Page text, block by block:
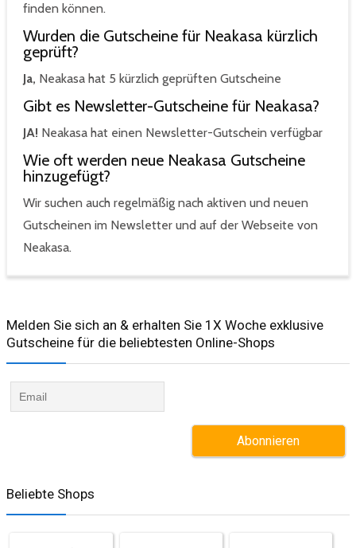
finden können.
Wurden die Gutscheine für Neakasa kürzlich
geprüft?
Ja, Neakasa hat 5 kürzlich geprüften Gutscheine
Gibt es Newsletter-Gutscheine für Neakasa?
JA! Neakasa hat einen Newsletter-Gutschein verfügbar
Wie oft werden neue Neakasa Gutscheine
hinzugefügt?
Wir suchen auch regelmäßig nach aktiven und neuen
Gutscheinen im Newsletter und auf der Webseite von
Neakasa.
Melden Sie sich an & erhalten Sie 1X Woche exklusive
Gutscheine für die beliebtesten Online-Shops​
Beliebte Shops